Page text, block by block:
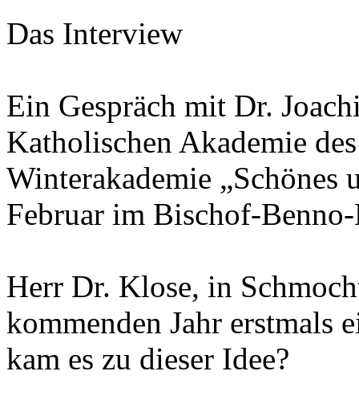
Das Interview
Ein Gespräch mit Dr.
Katholischen Akademie
Winterakademie „Schönes
Februar im Bischof-
Herr Dr. Klose, in
kommenden Jahr erstmals
kam es zu dieser Idee?